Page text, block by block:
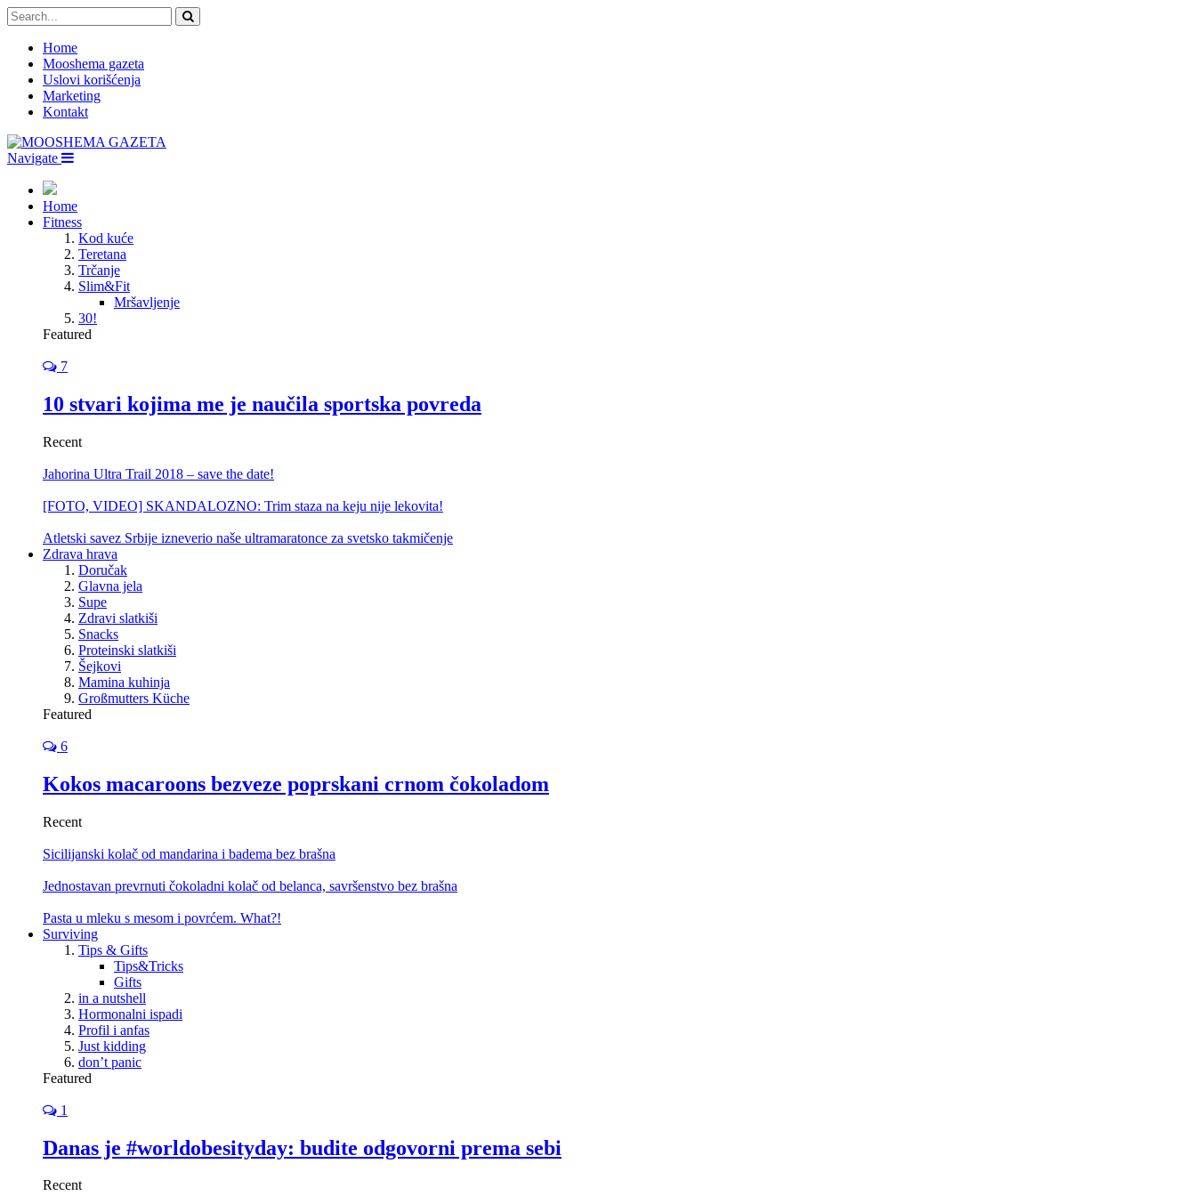
Home
Mooshema gazeta
Uslovi korišćenja
Marketing
Kontakt
Navigate
Home
Fitness
Kod kuće
Teretana
Trčanje
Slim&Fit
Mršavljenje
30!
Featured
7
10 stvari kojima me je naučila sportska povreda
Recent
Jahorina Ultra Trail 2018 – save the date!
[FOTO, VIDEO] SKANDALOZNO: Trim staza na keju nije lekovita!
Atletski savez Srbije izneverio naše ultramaratonce za svetsko takmičenje
Zdrava hrava
Doručak
Glavna jela
Supe
Zdravi slatkiši
Snacks
Proteinski slatkiši
Šejkovi
Mamina kuhinja
Großmutters Küche
Featured
6
Kokos macaroons bezveze poprskani crnom čokoladom
Recent
Sicilijanski kolač od mandarina i badema bez brašna
Jednostavan prevrnuti čokoladni kolač od belanca, savršenstvo bez brašna
Pasta u mleku s mesom i povrćem. What?!
Surviving
Tips & Gifts
Tips&Tricks
Gifts
in a nutshell
Hormonalni ispadi
Profil i anfas
Just kidding
don’t panic
Featured
1
Danas je #worldobesityday: budite odgovorni prema sebi
Recent